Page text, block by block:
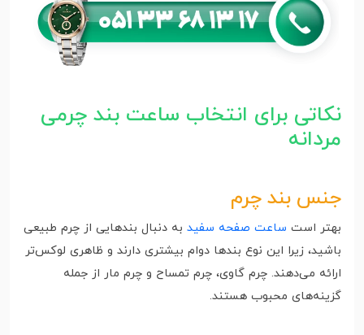
نکاتی برای انتخاب ساعت بند چرمی
مردانه
جنس بند چرم
بهتر است ساعت صفحه سفید به دنبال بندهایی از چرم طبیعی
باشید، زیرا این نوع بندها دوام بیشتری دارند و ظاهری لوکس‌تر
ارائه می‌دهند. چرم گاوی، چرم تمساح و چرم مار از جمله
گزینه‌های محبوب هستند.